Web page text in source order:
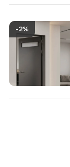
-2%
붙박이장
바스 화장실